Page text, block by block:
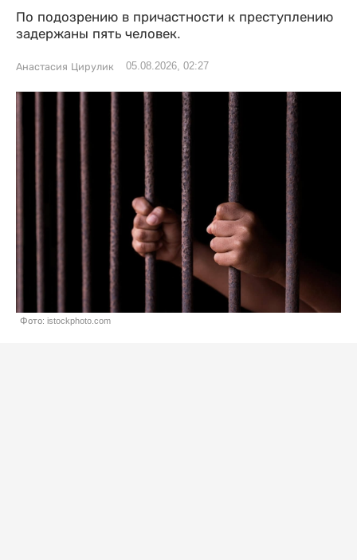
По подозрению в причастности к преступлению
задержаны пять человек.
Анастасия Цирулик 05.08.2026, 02:27
Фото: istockphoto.com